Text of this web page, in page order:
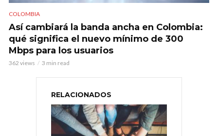
COLOMBIA
Así cambiará la banda ancha en Colombia:
qué significa el nuevo mínimo de 300
Mbps para los usuarios
362 views 3 min read
RELACIONADOS